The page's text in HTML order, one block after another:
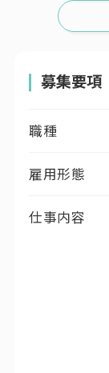
募集要項
職種
雇用形態
仕事内容